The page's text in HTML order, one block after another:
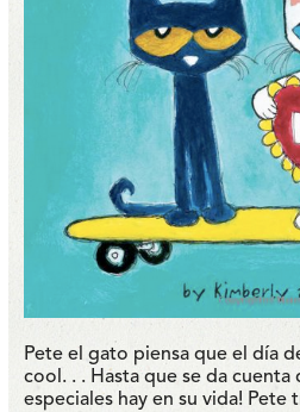
Pete el gato piensa que el día
cool. . . Hasta que se da cuenta
especiales hay en su vida!